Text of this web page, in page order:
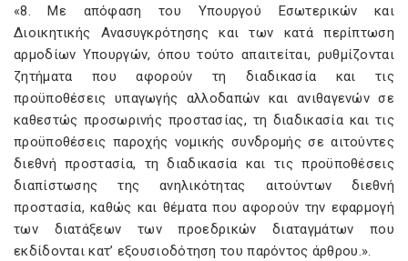
«8. Με απόφαση του Υπουργού Εσωτερικών και
Διοικητικής Ανασυγκρότησης και των κατά περίπτωση
αρμοδίων Υπουργών, όπου τούτο απαιτείται, ρυθμίζονται
ζητήματα που αφορούν τη διαδικασία και τις
προϋποθέσεις υπαγωγής αλλοδαπών και ανιθαγενών σε
καθεστώς προσωρινής προστασίας, τη διαδικασία και τις
προϋποθέσεις παροχής νομικής συνδρομής σε αιτούντες
διεθνή προστασία, τη διαδικασία και τις προϋποθέσεις
διαπίστωσης της ανηλικότητας αιτούντων διεθνή
προστασία, καθώς και θέματα που αφορούν την εφαρμογή
των διατάξεων των προεδρικών διαταγμάτων που
εκδίδονται κατ’ εξουσιοδότηση του παρόντος άρθρου.».